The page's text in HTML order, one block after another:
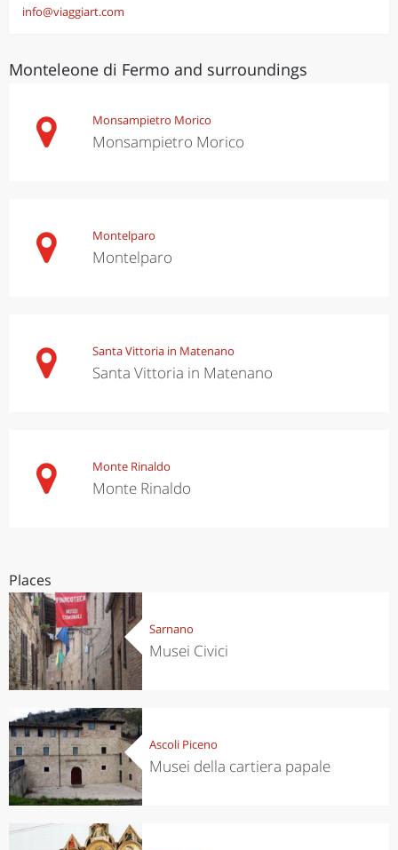
info@viaggiart.com
Monteleone di Fermo and surroundings
Monsampietro Morico
Monsampietro Morico
Montelparo
Montelparo
Santa Vittoria in Matenano
Santa Vittoria in Matenano
Monte Rinaldo
Monte Rinaldo
Places
Sarnano
Musei Civici
Ascoli Piceno
Musei della cartiera papale